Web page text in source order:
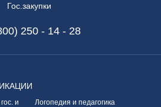
Гос.закупки
250 - 14 - 28
и
Логопедия и педагогика